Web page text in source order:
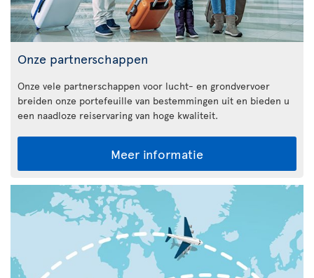
Onze partnerschappen
Onze vele partnerschappen voor lucht- en grondvervoer
breiden onze portefeuille van bestemmingen uit en bieden u
een naadloze reiservaring van hoge kwaliteit.
Meer informatie